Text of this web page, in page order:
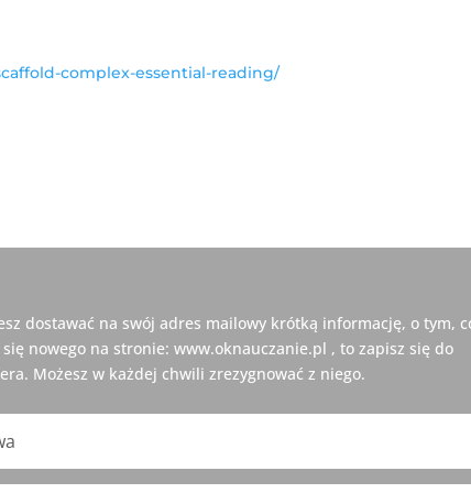
complex-essential-reading/
dostawać na swój adres mailowy krótką informację, o tym,
się nowego na stronie: www.oknauczanie.pl , to zapisz się do
Możesz w każdej chwili zrezygnować z niego.